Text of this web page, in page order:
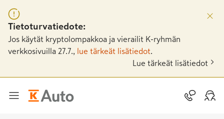
Tietoturvatiedote:
Jos käytät kryptolompakkoa ja vierailit K-ryhmän
verkkosivuilla 27.7.,
lue tärkeät lisätiedot
Lue tärkeät lisätiedot